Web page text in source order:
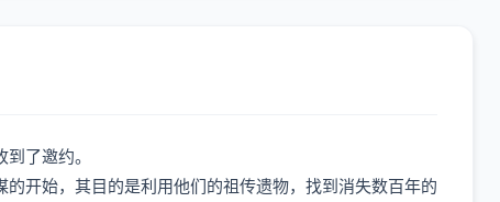
了邀约。
开始，其目的是利用他们的祖传遗物，找到消失数百年的